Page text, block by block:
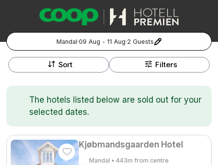
Mandal·09 Aug - 11 Aug·2 Guests
Popular Destinations:
Stockholm
Göteborg
Malmö
Sort Filters
+
−
The hotels listed below are sold out for your
selected dates.
Kjøbmandsgaarden Hotel
Mandal • 443m from centre
Gift VouchersCoop.seManage Preferences
Registrera ditt hotell